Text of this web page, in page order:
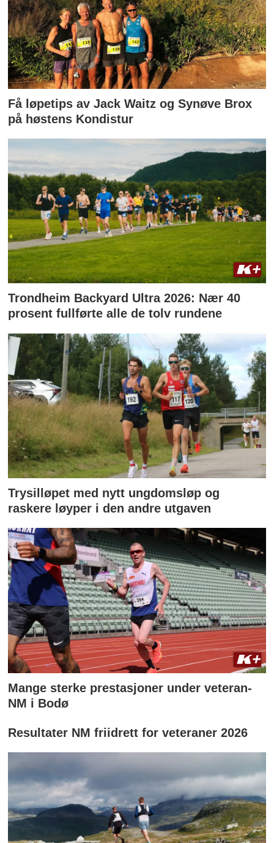
Få løpetips av Jack Waitz og Synøve Brox
på høstens Kondistur
Trondheim Backyard Ultra 2026: Nær 40
prosent fullførte alle de tolv rundene
Trysilløpet med nytt ungdomsløp og
raskere løyper i den andre utgaven
Mange sterke prestasjoner under veteran-
NM i Bodø
Resultater NM friidrett for veteraner 2026